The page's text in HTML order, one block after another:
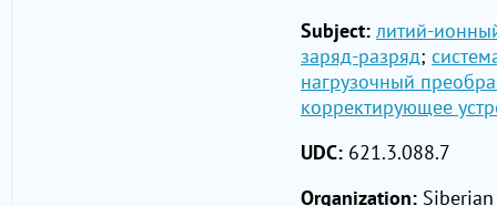
Subject: литий-
заряд-разряд;
нагрузочный
корректирующее
UDC: 621.3.088.7
Organization: